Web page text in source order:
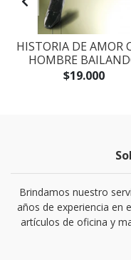
HISTORIA DE AMOR
HOMBRE
$19.000
Brindamos nuestro
años de experiencia en
artículos de oficina y